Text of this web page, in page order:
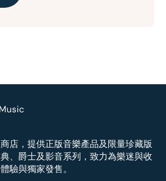
店，提供正版音樂產品及限量珍藏版
、爵士及影音系列，致力為樂迷與收
驗與獨家發售。